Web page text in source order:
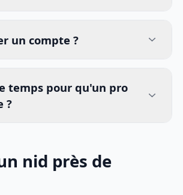
un compte ?
temps pour qu'un pro
?
nid près de